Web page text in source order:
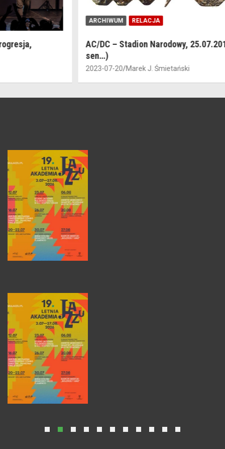
ARCHIWUM RELACJA
AC/DC – Stadion Narodowy, 25.07.2015 (śniłem
Marek J. Śmietański